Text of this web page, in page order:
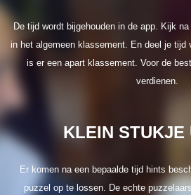
De tijd wordt bijgehouden in de app. Kijk
in het algemeen klassement. En deel je tijd
is er een apart klassement. Voor de
verdienen.
KLEIN STUKJE
Er komen na een bepaalde tijd hints
puzzel op te lossen. De echte